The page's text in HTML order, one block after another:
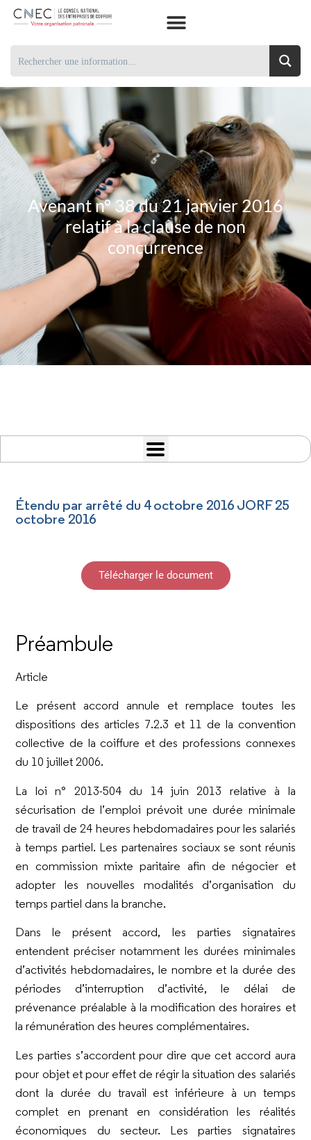
Avenant n° 38 du 21 janvier 2016
relatif à la clause de non
concurrence
Étendu par arrêté du 4 octobre 2016 JORF 25
octobre 2016
Télécharger le document
Préambule
Article
Le présent accord annule et remplace toutes les
dispositions des articles 7.2.3 et 11 de la convention
collective de la coiffure et des professions connexes
du 10 juillet 2006.
La loi n° 2013-504 du 14 juin 2013 relative à la
sécurisation de l’emploi prévoit une durée minimale
de travail de 24 heures hebdomadaires pour les salariés
à temps partiel. Les partenaires sociaux se sont réunis
en commission mixte paritaire afin de négocier et
adopter les nouvelles modalités d’organisation du
temps partiel dans la branche.
Dans le présent accord, les parties signataires
entendent préciser notamment les durées minimales
d’activités hebdomadaires, le nombre et la durée des
périodes d’interruption d’activité, le délai de
prévenance préalable à la modification des horaires et
la rémunération des heures complémentaires.
Les parties s’accordent pour dire que cet accord aura
pour objet et pour effet de régir la situation des salariés
dont la durée du travail est inférieure à un temps
complet en prenant en considération les réalités
économiques du secteur. Les parties signataires